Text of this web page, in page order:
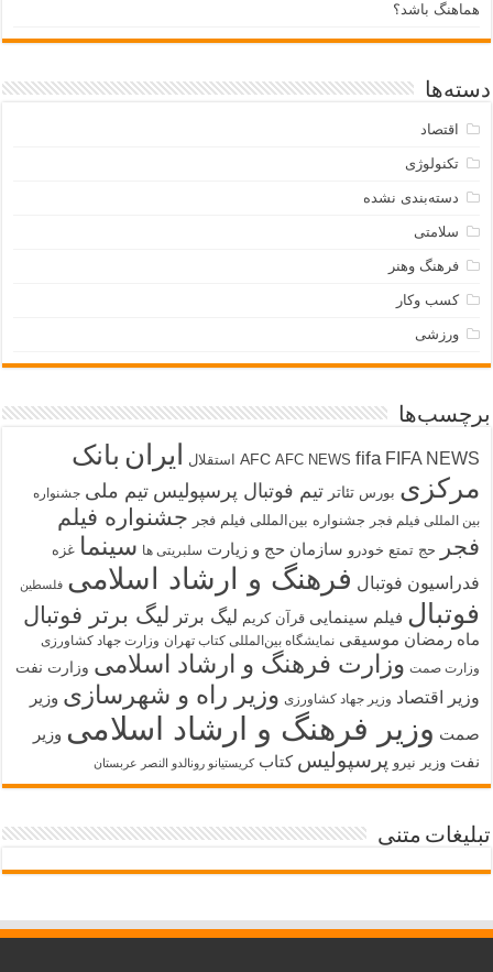
هماهنگ باشد؟
دسته‌ها
اقتصاد
تکنولوژی
دسته‌بندی نشده
سلامتی
فرهنگ وهنر
کسب وکار
ورزشی
برچسب‌ها
AFC AFC NEWS fifa FIFA NEWS استقلال ایران بانک
مرکزی بورس تئاتر تیم فوتبال پرسپولیس تیم ملی جشنواره
بین المللی فیلم فجر جشنواره بین‌المللی فیلم فجر جشنواره فیلم
فجر
حج تمتع خودرو سازمان حج و زیارت سلبریتی ها سینما غزه
فدراسیون فوتبال فرهنگ و ارشاد اسلامی فلسطین
فوتبال فیلم سینمایی قرآن کریم لیگ برتر لیگ برتر فوتبال
ماه رمضان موسیقی نمایشگاه بین‌المللی کتاب تهران وزارت جهاد کشاورزی
وزارت صمت وزارت فرهنگ و ارشاد اسلامی وزارت نفت
وزیر اقتصاد وزیر جهاد کشاورزی وزیر راه و شهرسازی وزیر
صمت وزیر فرهنگ و ارشاد اسلامی وزیر
نفت وزیر نیرو پرسپولیس کتاب کریستیانو رونالدو النصر عربستان
تبلیغات متنی